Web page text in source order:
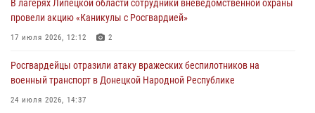
Сотрудники Росгвардии продолжают контроль безопасности
детских оздоровительно-образовательных объектов в Липецкой
31 июля 2026, 14:17
Росгвардия обеспечивает безопасность граждан на южном
В лагерях Липецкой области сотрудники вневедомственной охраны
провели акцию «Каникулы с Росгвардией»
17 июля 2026, 12:12 2
Росгвардейцы отразили атаку вражеских беспилотников на
военный транспорт в Донецкой Народной Республике
24 июля 2026, 14:37